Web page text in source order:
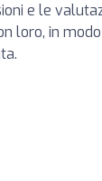
e le
loro, in